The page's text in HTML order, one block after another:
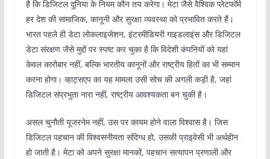
है कि डिजिटल दुनिया के नियम कौन तय करेगा। मेटा जैसे वैश्विक प्लेटफॉर्म
हर देश की सामाजिक, कानूनी और सुरक्षा व्यवस्था को प्रभावित करते हैं।
भारत पहले ही डेटा लोकलाइजेशन, इंटरमीडियरी गाइडलाइंस और डिजिटल
डेटा संरक्षण जैसे मुद्दों पर स्पष्ट कर चुका है कि विदेशी कंपनियों को यहां
केवल कारोबार नहीं, बल्कि भारतीय कानूनों और राष्ट्रीय हितों का भी सम्मान
करना होगा। व्हाट्सएप का यह मामला उसी सोच की अगली कड़ी है, जहां
डिजिटल संप्रभुता नारा नहीं, राष्ट्रीय आवश्यकता बन चुकी है।
असल चुनौती यूजरनेम नहीं, उस पर कायम होने वाला विश्वास है। जिस
डिजिटल पहचान की विश्वसनीयता संदिग्ध हो, उसकी प्राइवेसी भी अर्थहीन
हो जाती है। मेटा को अपने सुरक्षा मानकों, पहचान सत्यापन प्रणाली और